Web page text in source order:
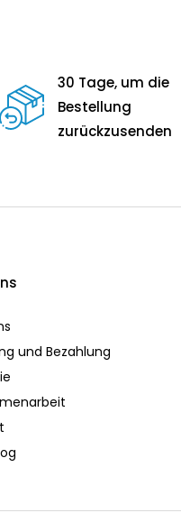
30 Tage, um die
Bestellung
zurückzusenden
und Bezahlung